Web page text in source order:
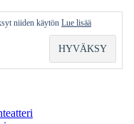
niiden käytön Lue lisää